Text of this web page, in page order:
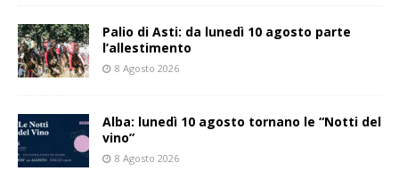
Palio di Asti: da lunedì 10 agosto parte
l’allestimento
8 Agosto 2026
Alba: lunedì 10 agosto tornano le “Notti del
vino”
8 Agosto 2026